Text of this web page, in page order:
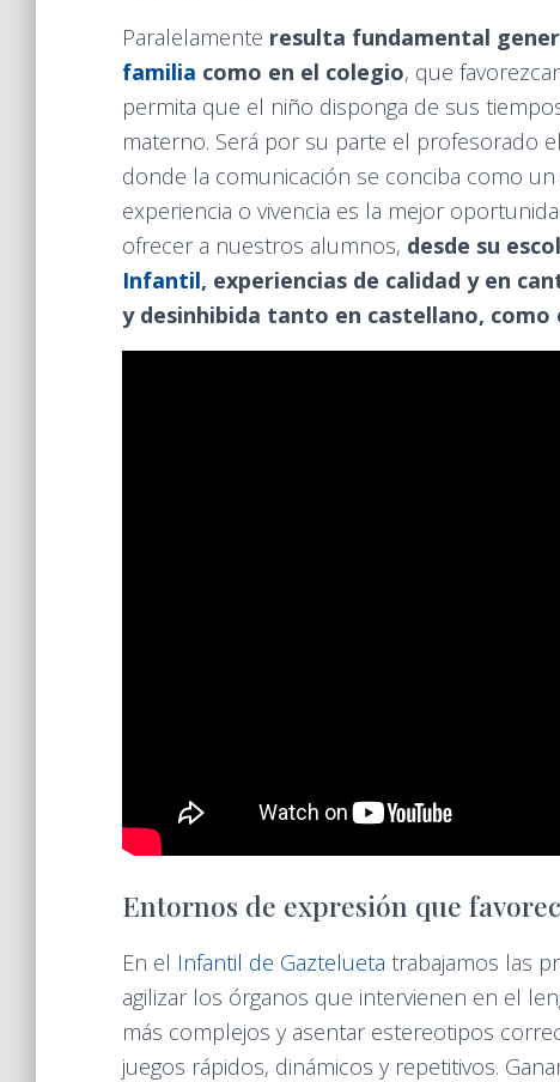
Paralelamente resulta fundamental
familia como en el colegio, que
permita que el niño disponga de sus
materno. Será por su parte el profesorado
donde la comunicación se conciba como
experiencia o vivencia es la mejor
ofrecer a nuestros alumnos, desde su
Infantil, experiencias de calidad y en
y desinhibida tanto en castellano, como
Entornos de expresión que
En el Infantil de Gaztelueta trabajamos las
agilizar los órganos que intervienen en el
más complejos y asentar estereotipos
juegos rápidos, dinámicos y repetitivos.